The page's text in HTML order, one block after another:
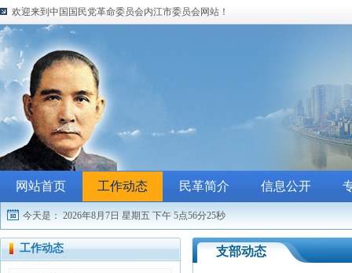
欢迎来到中国国民党革命委员会内江市委员会网站！
网站首页 工作动态 民革简介 信息公开
今天是： 2026年8月7日 星期五 下午 5点56分25秒
工作动态 支部动态